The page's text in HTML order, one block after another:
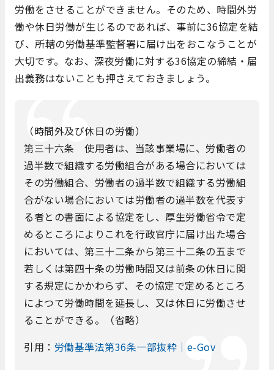
労働をさせることができません。そのため、時間外労
働や休日労働が生じるのであれば、事前に36協定を結
び、所轄の労働基準監督署に届け出をおこなうことが
大切です。なお、深夜労働に対する36協定の締結・届
出義務はないことも押さえておきましょう。
（時間外及び休日の労働）
第三十六条 使用者は、当該事業場に、労働者の
過半数で組織する労働組合がある場合においては
その労働組合、労働者の過半数で組織する労働組
合がない場合においては労働者の過半数を代表す
る者との書面による協定をし、厚生労働省令で定
めるところによりこれを行政官庁に届け出た場合
においては、第三十二条から第三十二条の五まで
若しくは第四十条の労働時間又は前条の休日に関
する規定にかかわらず、その協定で定めるところ
によつて労働時間を延長し、又は休日に労働させ
ることができる。（省略）
引用： 労働基準法第36条一部抜粋｜e-Gov